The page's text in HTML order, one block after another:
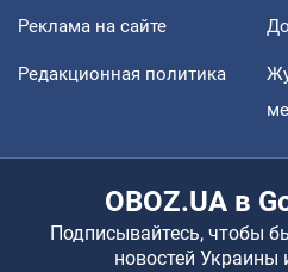
Реклама на сайте
Редакционная политика
OBOZ.UA в
Подписывайтесь, чтобы
новостей Украины